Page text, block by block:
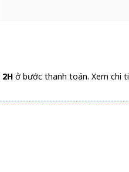
2H ở bước thanh toán. Xem chi